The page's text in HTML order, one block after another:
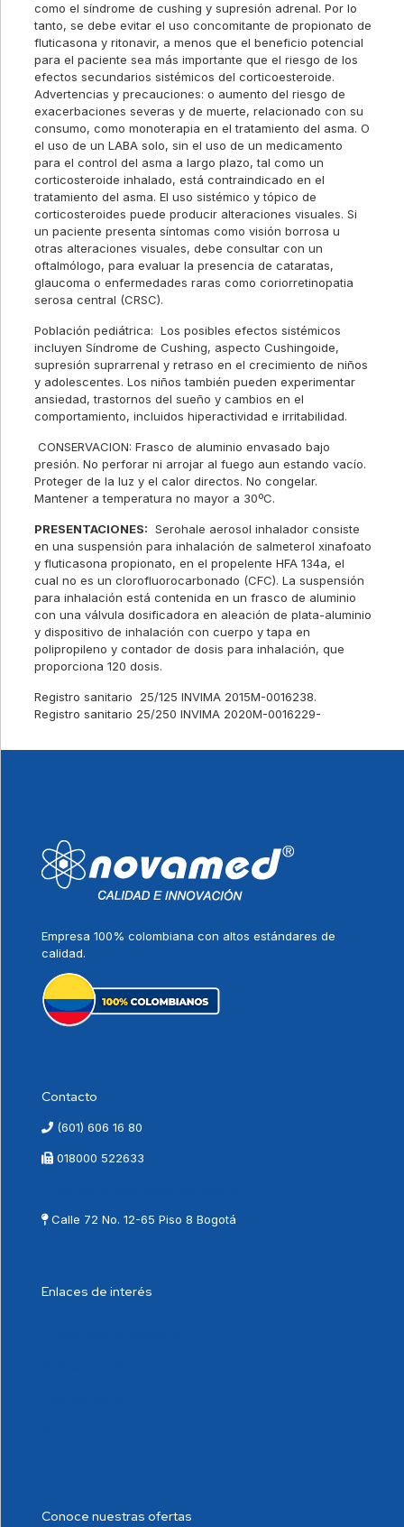
como el síndrome de cushing y supresión adrenal. Por lo
tanto, se debe evitar el uso concomitante de propionato de
fluticasona y ritonavir, a menos que el beneficio potencial
para el paciente sea más importante que el riesgo de los
efectos secundarios sistémicos del corticoesteroide.
Advertencias y precauciones: o aumento del riesgo de
exacerbaciones severas y de muerte, relacionado con su
consumo, como monoterapia en el tratamiento del asma. O
el uso de un LABA solo, sin el uso de un medicamento
para el control del asma a largo plazo, tal como un
corticosteroide inhalado, está contraindicado en el
tratamiento del asma. El uso sistémico y tópico de
corticosteroides puede producir alteraciones visuales. Si
un paciente presenta síntomas como visión borrosa u
otras alteraciones visuales, debe consultar con un
oftalmólogo, para evaluar la presencia de cataratas,
glaucoma o enfermedades raras como coriorretinopatia
serosa central (CRSC).
Población pediátrica: Los posibles efectos sistémicos
incluyen Síndrome de Cushing, aspecto Cushingoide,
supresión suprarrenal y retraso en el crecimiento de niños
y adolescentes. Los niños también pueden experimentar
ansiedad, trastornos del sueño y cambios en el
comportamiento, incluidos hiperactividad e irritabilidad.
CONSERVACION: Frasco de aluminio envasado bajo
presión. No perforar ni arrojar al fuego aun estando vacío.
Proteger de la luz y el calor directos. No congelar.
Mantener a temperatura no mayor a 30ºC.
PRESENTACIONES: Serohale aerosol inhalador consiste
en una suspensión para inhalación de salmeterol xinafoato
y fluticasona propionato, en el propelente HFA 134a, el
cual no es un clorofluorocarbonado (CFC). La suspensión
para inhalación está contenida en un frasco de aluminio
con una válvula dosificadora en aleación de plata-aluminio
y dispositivo de inhalación con cuerpo y tapa en
polipropileno y contador de dosis para inhalación, que
proporciona 120 dosis.
Registro sanitario 25/125 INVIMA 2015M-0016238.
Registro sanitario 25/250 INVIMA 2020M-0016229-
Empresa 100% colombiana con altos estándares de
calidad.
Contacto
(601) 606 16 80
018000 522633
Calle 72 No. 12-65 Piso 8 Bogotá
Enlaces de interés
Conoce nuestras ofertas